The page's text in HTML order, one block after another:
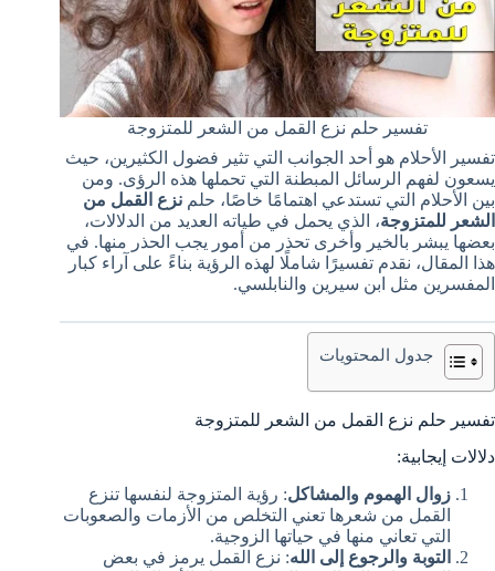
تفسير حلم نزع القمل من الشعر للمتزوجة
تفسير الأحلام هو أحد الجوانب التي تثير فضول الكثيرين، حيث
يسعون لفهم الرسائل المبطنة التي تحملها هذه الرؤى. ومن
بين الأحلام التي تستدعي اهتمامًا خاصًا، حلم نزع القمل من
الشعر للمتزوجة، الذي يحمل في طياته العديد من الدلالات،
بعضها يبشر بالخير وأخرى تحذر من أمور يجب الحذر منها. في
هذا المقال، نقدم تفسيرًا شاملًا لهذه الرؤية بناءً على آراء كبار
المفسرين مثل ابن سيرين والنابلسي.
جدول المحتويات
تفسير حلم نزع القمل من الشعر للمتزوجة
دلالات إيجابية:
زوال الهموم والمشاكل: رؤية المتزوجة لنفسها تنزع
القمل من شعرها تعني التخلص من الأزمات والصعوبات
التي تعاني منها في حياتها الزوجية.
التوبة والرجوع إلى الله: نزع القمل يرمز في بعض